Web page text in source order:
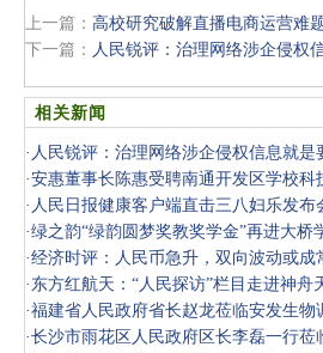
上一篇： 高校研究破解直播电商运营难
下一篇： 人民锐评：治理网络涉企侵权
相关新闻
· 人民锐评：治理网络涉企侵权信息就是
·安惠董事长陈惠受聘南通开发区学校科
· 人民日报健康客户端直击三八妇乐发布
·绿之韵“绿韵圆梦奖教奖学金”再进大桥
·经济时评：人民币急升，双向波动或成
· 东方红航天：“人民探访”栏目走进神舟
·福建省人民政府省长赵龙莅临安发生物
·长沙市雨花区人民政府区长李磊一行莅